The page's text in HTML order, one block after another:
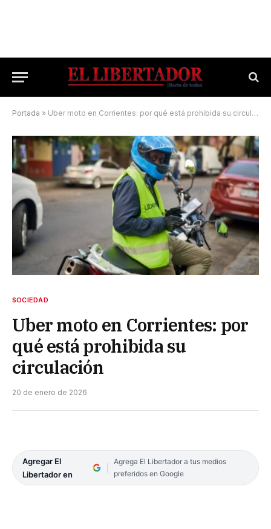
Portada » Uber moto en Corrientes: por qué está prohibida su circulación
SOCIEDAD
Uber moto en Corrientes: por
qué está prohibida su
circulación
20 de enero de 2026
Agregar El
Libertador en
Agrega El Libertador a tus medios
preferidos en Google